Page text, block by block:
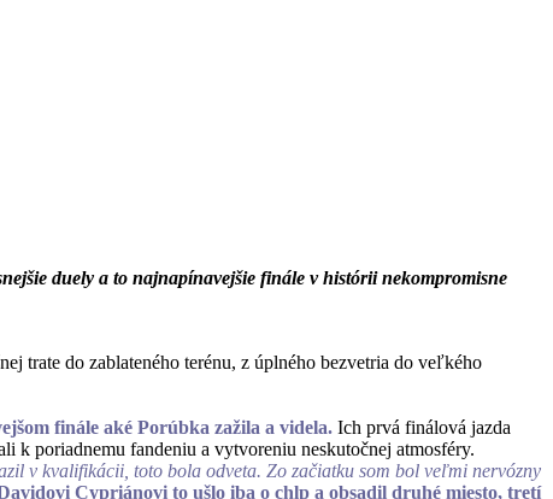
duely a to najnapínavejšie finále v histórii nekompromisne
trate do zablateného terénu, z úplného bezvetria do veľkého
finále aké Porúbka zažila a videla. Ich prvá finálová jazda
k poriadnemu fandeniu a vytvoreniu neskutočnej atmosféry.
v kvalifikácii, toto bola odveta. Zo začiatku som bol veľmi nervózny
Cypriánovi to ušlo iba o chlp a obsadil druhé miesto, tretí